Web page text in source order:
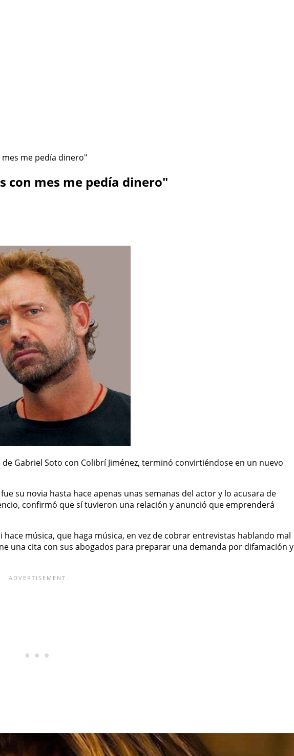
me pedía dinero"
con mes me pedía dinero"
Gabriel Soto con Colibrí Jiménez, terminó convirtiéndose en un nuevo
su novia hasta hace apenas unas semanas del actor y lo acusara de
confirmó que sí tuvieron una relación y anunció que emprenderá
música, que haga música, en vez de cobrar entrevistas hablando mal
una cita con sus abogados para preparar una demanda por difamación y